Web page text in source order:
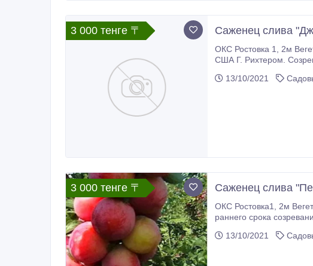
3 000 тенге 〒 Саженец слива
ОКС Ростовка 1, 2м Вегетационный период 2х лет Слива Джефферсон /Jefferson/ - поздний желтоплодный сорт сливы, выведен в
США Г. Рихтером. Созревание в
13/10/2021
3 000 тенге 〒 Саженец слива
ОКС Ростовка1, 2м Вегетационный период 1-2 А+ Персиковая — сорт сливы западноевропейского происхождения с плодами
раннего срока созревания. Другие названия: Рояль-
13/10/2021